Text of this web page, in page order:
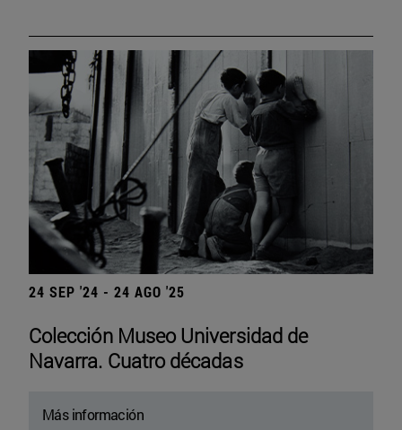
24 SEP '24 - 24 AGO '25
Colección Museo Universidad de
Navarra. Cuatro décadas
Más información